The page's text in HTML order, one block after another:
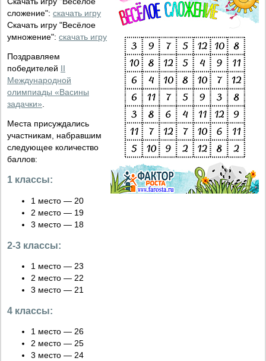
сложение": скачать игру
Скачать игру "Весёлое
умножение": скачать игру
Поздравляем
победителей II
Международной
олимпиады «Васины
задачки»
Места присуждались
участникам, набравшим
следующее количество
баллов:
1 классы:
1 место — 20
2 место — 19
3 место — 18
2-3 классы:
1 место — 23
2 место — 22
3 место — 21
4 классы:
1 место — 26
2 место — 25
3 место — 24